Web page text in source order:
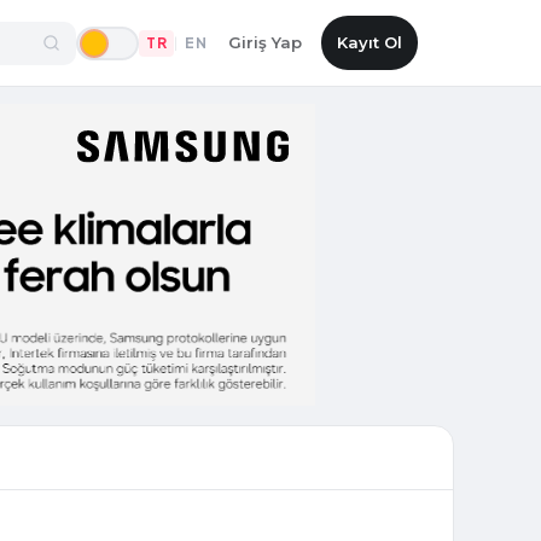
TR EN Giriş Yap Kayıt Ol